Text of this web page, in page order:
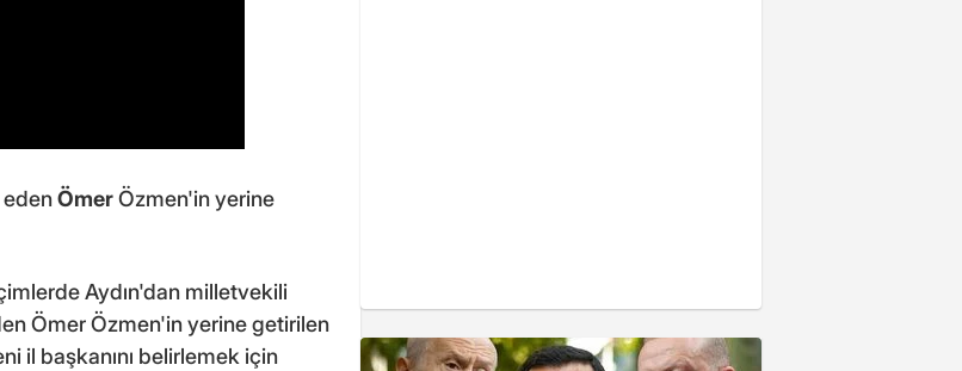
edenÖmerÖzmen'in yerine
Aydın'dan milletvekili
Ömer Özmen'in yerine getirilen
il başkanını belirlemek için